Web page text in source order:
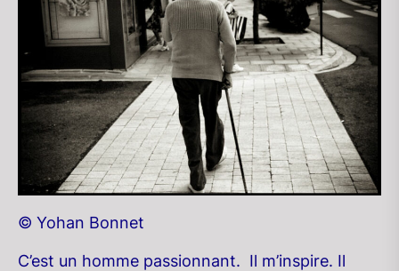
© Yohan Bonnet
C’est un homme passionnant. Il m’inspire. Il